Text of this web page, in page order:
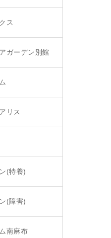
ス
ガーデン別館
リス
(特養)
(障害)
南麻布